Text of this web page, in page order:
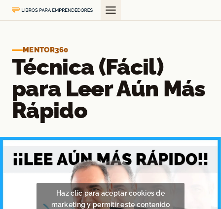
Saltar
al
MENTOR360
Técnica (Fácil)
para Leer Aún Más
Rápido
Haz clic para aceptar cookies de
marketing y permitir este contenido